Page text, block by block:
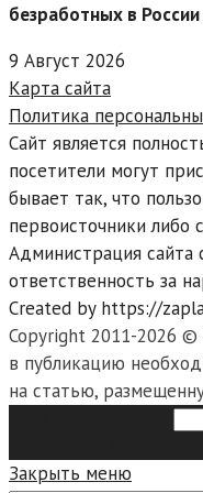
безработных в
9 Август 2026
Карта сайта
Политика
Сайт является
посетители могут
бывает так, что
первоисточники либо
Администрация сайта
ответственность за
Created by https://
Copyright 2011-2026 ©
в публикацию
на статью,
Закрыть меню